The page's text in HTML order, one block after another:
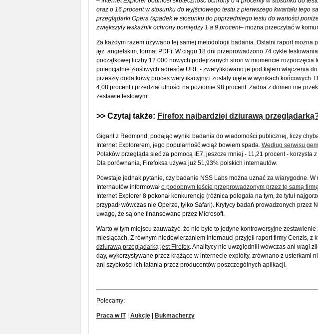
oraz o 16 procent w stosunku do wyjściowego testu z pierwszego kwartału tego
przeglądarki Opera (spadek w stosunku do poprzedniego testu do wartości
zwiększyły wskaźnik ochrony pomiędzy 1 a 9 procent–można przeczytać w
Za każdym razem używano tej samej metodologii badania. Ostatni raport można
jęz. angielskim, format PDF). W ciągu 18 dni przeprowadzono 74 cykle
początkowej liczby 12 000 nowych podejrzanych stron w momencie rozpoczęcia
potencjalnie złośliwych adresów URL - zweryfikowano je pod kątem włączenia
przeszły dodatkowy proces weryfikacyjny i zostały ujęte w wynikach końcowych.
4,08 procent i przedział ufności na poziomie 98 procent. Żadna z domen nie
zestawie testowym.
>> Czytaj także: Firefox najbardziej dziurawą
Gigant z Redmond, podając wyniki badania do wiadomości publicznej, liczy
Internet Explorerem, jego popularność wciąż bowiem spada. Według serwisu
Polaków przegląda sieć za pomocą IE7, jeszcze mniej - 11,21 procent - korzysta
Dla porównania, Firefoksa używa już 51,93% polskich internautów.
Powstaje jednak pytanie, czy badanie NSS Labs można uznać za wiarygodne. W
Internautów informował o podobnym teście przeprowadzonym przez tę samą firmę
Internet Explorer 8 pokonał konkurencję (różnica polegała na tym, że tytuł
przypadł wówczas nie Operze, tylko Safari). Krytycy badań prowadzonych przez
uwagę, że są one finansowane przez Microsoft.
Warto w tym miejscu zauważyć, że nie było to jedyne kontrowersyjne
miesiącach. Z równym niedowierzaniem internauci przyjęli raport firmy Cenzis, z
dziurawą przeglądarką jest Firefox. Analitycy nie uwzględnili wówczas ani wagi
day, wykorzystywane przez krążące w internecie exploity, zrównano z usterkami
ani szybkości ich łatania przez producentów poszczególnych aplikacji.
Polecamy:
Praca w IT| Aukcje| Bukmacherzy